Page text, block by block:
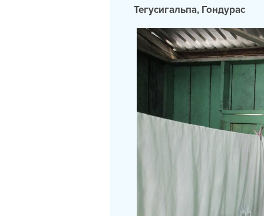
Тегусигальпа, Гондурас